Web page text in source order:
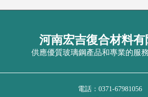
河南宏吉復合材料有
供應優質玻璃鋼產品和專業的服
電話：0371-67981056